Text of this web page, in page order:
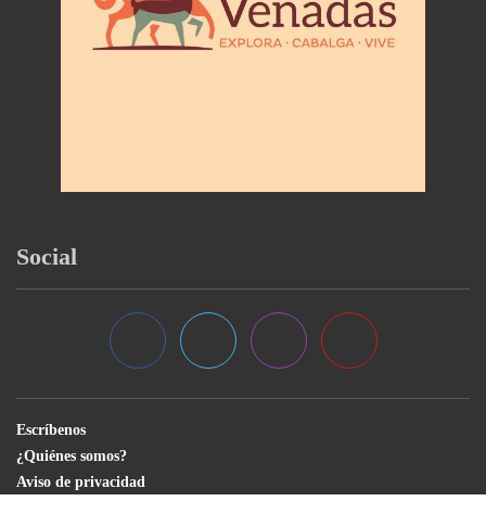
Social
Escríbenos
¿Quiénes somos?
Aviso de privacidad